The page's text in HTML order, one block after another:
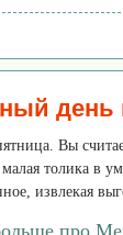
день
Вы
толика в
извлекая
про